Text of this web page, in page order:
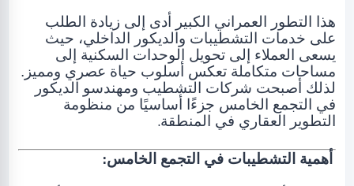
هذا التطور العمراني الكبير أدى إلى زيادة الطلب
على خدمات التشطيبات والديكور الداخلي، حيث
يسعى العملاء إلى تحويل الوحدات السكنية إلى
مساحات متكاملة تعكس أسلوب حياة عصري ومميز.
لذلك أصبحت شركات التشطيب ومهندسو الديكور
في التجمع الخامس جزءًا أساسيًا من منظومة
التطوير العقاري في المنطقة.
أهمية التشطيبات في التجمع الخامس: